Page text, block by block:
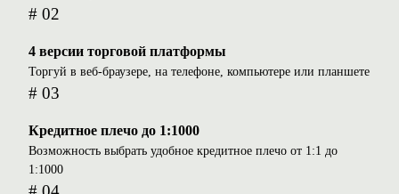
# 02
4 версии торговой платформы
Торгуй в веб-браузере, на телефоне, компьютере или планшете
# 03
Кредитное плечо до 1:1000
Возможность выбрать удобное кредитное плечо от 1:1 до
1:1000